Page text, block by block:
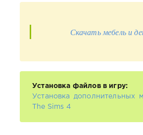
Скачать мебель и
Установка файлов в игру:
Установка дополнительных
The Sims 4